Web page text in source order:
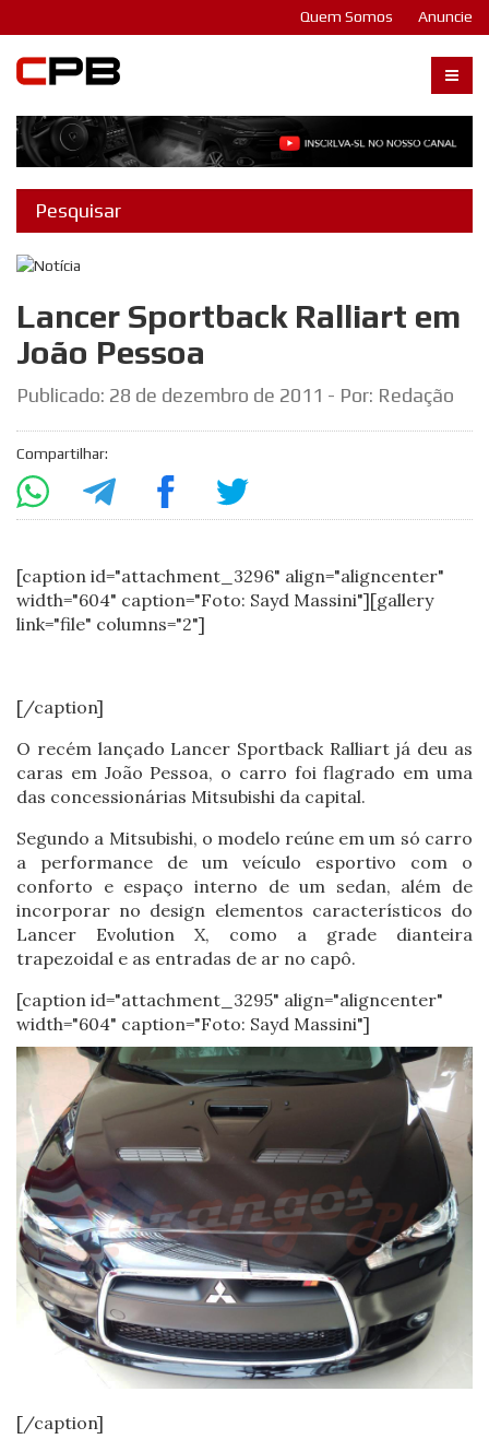
Quem Somos Anuncie
Lancer Sportback Ralliart em
João Pessoa
Publicado: 28 de dezembro de 2011 - Por: Redação
Compartilhar:
[caption id="attachment_3296" align="aligncenter"
width="604" caption="Foto: Sayd Massini"][gallery
link="file" columns="2"]
[/caption]
O recém lançado Lancer Sportback Ralliart já deu as
caras em João Pessoa, o carro foi flagrado em uma
das concessionárias Mitsubishi da capital.
Segundo a Mitsubishi, o modelo reúne em um só carro
a performance de um veículo esportivo com o
conforto e espaço interno de um sedan, além de
incorporar no design elementos característicos do
Lancer Evolution X, como a grade dianteira
trapezoidal e as entradas de ar no capô.
[caption id="attachment_3295" align="aligncenter"
width="604" caption="Foto: Sayd Massini"]
[/caption]